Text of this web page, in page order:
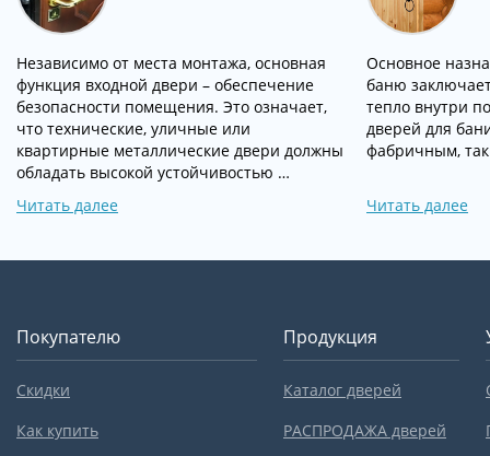
Независимо от места монтажа, основная
функция входной двери – обеспечение
безопасности помещения. Это означает,
что технические, уличные или
квартирные металлические двери должны
обладать высокой устойчивостью …
Читать далее
Основное
баню
тепло внутри
дверей для
фабричным,
Читать далее
Покупателю
Скидки
Как купить
Продукция
Каталог дверей
РАСПРОДАЖА дверей